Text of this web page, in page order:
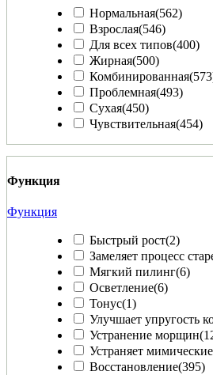
Нормальная(562)
Взрослая(546)
Для всех типов(400)
Жирная(500)
Комбинированная
Проблемная(493)
Сухая(450)
Чувствительная(454)
Функция
Функция
Быстрый рост(2)
Замеляет процесс
Мягкий пилинг(6)
Осветление(6)
Тонус(1)
Улучшает упругость
Устранение морщин
Устраняет
Восстановление(395)